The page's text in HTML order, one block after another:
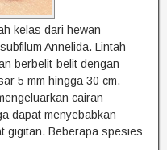
kelas dari hewan
Annelida. Lintah
berbelit-belit dengan
5 mm hingga 30 cm.
cairan
dapat menyebabkan
gigitan. Beberapa spesies